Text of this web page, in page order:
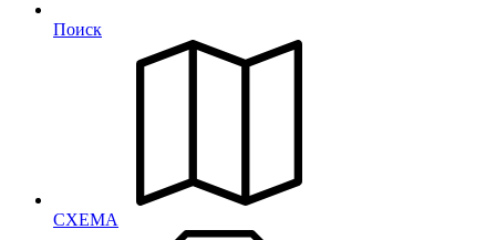
Поиск
СХЕМА